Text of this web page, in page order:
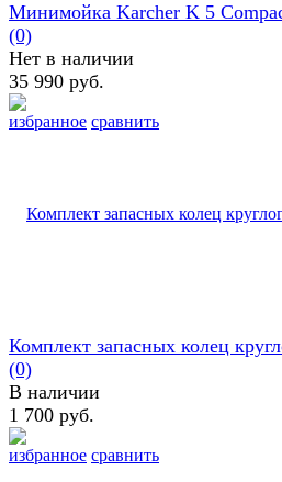
избранное сравнить
Минимойка Karcher K 5
(0)
Нет в наличии
35 990 руб.
избранное сравнить
Комплект запасных колец
(0)
В наличии
1 700 руб.